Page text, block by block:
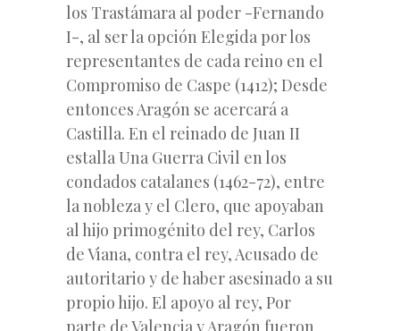
los Trastámara al poder -Fernando
I-, al ser la opción Elegida por los
representantes de cada reino en el
Compromiso de Caspe (1412); Desde
entonces Aragón se acercará a
Castilla. En el reinado de Juan II
estalla Una Guerra Civil en los
condados catalanes (1462-72), entre
la nobleza y el Clero, que apoyaban
al hijo primogénito del rey, Carlos
de Viana, contra el rey, Acusado de
autoritario y de haber asesinado a su
propio hijo. El apoyo al rey, Por
parte de Valencia y Aragón fueron